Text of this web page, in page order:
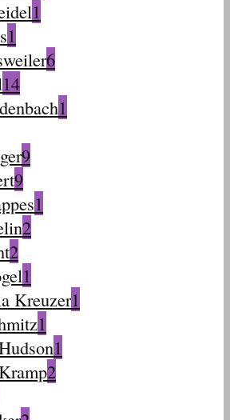
1
1
6
14
1
9
9
1
2
2
1
Kreuzer1
1
1
2